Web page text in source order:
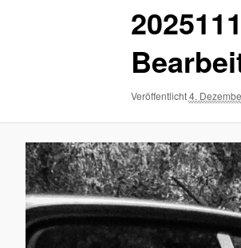
Veröffentlicht4.